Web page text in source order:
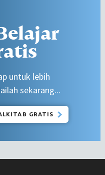
untuk lebih
sekarang...
GRATIS